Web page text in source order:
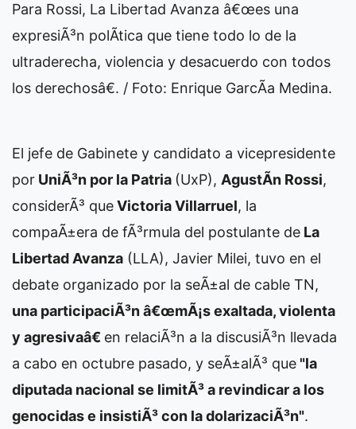
Para Rossi, La Libertad Avanza â€œes una
expresiÃ³n polÃ­tica que tiene todo lo de la
ultraderecha, violencia y desacuerdo con todos
los derechosâ€. / Foto: Enrique GarcÃ­a Medina.
El jefe de Gabinete y candidato a vicepresidente
por UniÃ³n por la Patria (UxP), AgustÃ­n Rossi,
considerÃ³ queVictoria Villarruel, la
compaÃ±era de fÃ³rmula del postulante de La
Libertad Avanza (LLA), Javier Milei, tuvo en el
debate organizado por la seÃ±al de cable TN,
una participaciÃ³n â€œmÃ¡s exaltada, violenta
y agresivaâ€ en relaciÃ³n a la discusiÃ³n llevada
a cabo en octubre pasado, y seÃ±alÃ³ que"la
diputada nacional se limitÃ³ a revindicar a los
genocidas e insistiÃ³ con la dolarizaciÃ³n".